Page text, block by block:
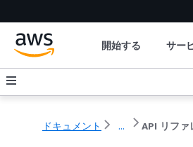
開始する サー
ドキュメント ... API リファ